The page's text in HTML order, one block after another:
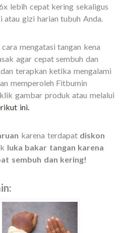
lebih cepat kering sekaligus
atau gizi harian tubuh Anda.
mengatasi tangan kena
agar cepat sembuh dan
terapkan ketika mengalami
memperoleh Fitbumin
gambar produk atau melalui
ini.
karena terdapat diskon
luka bakar tangan karena
sembuh dan kering!